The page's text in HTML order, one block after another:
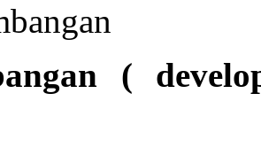
(